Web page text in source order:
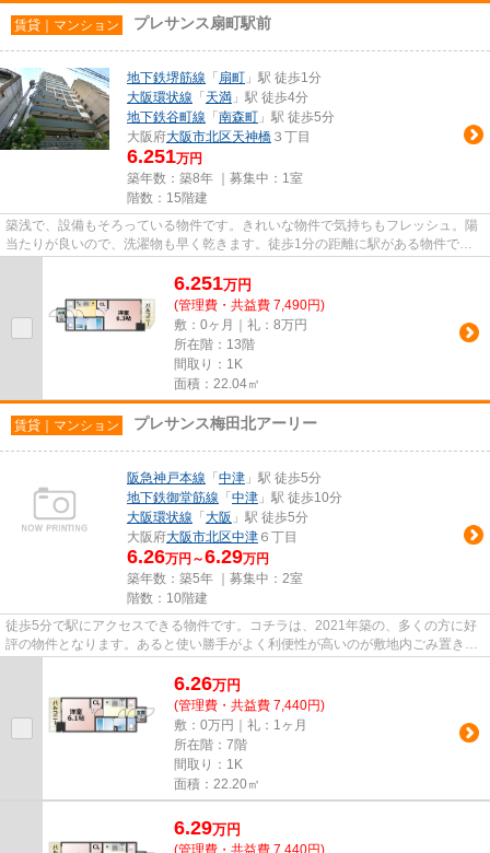
賃貸｜マンション プレサンス扇町駅前
地下鉄堺筋線 「 扇町 」駅 徒歩1分
大阪環状線 「 天満 」駅 徒歩4分
地下鉄谷町線 「 南森町 」駅 徒歩5分
大阪府大阪市北区天神橋 ３丁目
6.251万円
築年数：築8年 ｜募集中： 1室
階数：15階建
築浅で、設備もそろっている物件です。きれいな物件で気持ちもフレッシュ。陽
当たりが良いので、洗濯物も早く乾きます。徒歩1分の距離に駅がある物件で、
6.251万円
(管理費・共益費 7,490円)
敷：0ヶ月｜礼：8万円
所在階：13階
間取り：1K
面積：22.04㎡
賃貸｜マンション プレサンス梅田北アーリー
阪急神戸本線 「 中津 」駅 徒歩5分
地下鉄御堂筋線 「 中津 」駅 徒歩10分
大阪環状線 「 大阪 」駅 徒歩5分
大阪府大阪市北区中津 ６丁目
6.26万円～6.29万円
築年数：築5年 ｜募集中： 2室
階数：10階建
徒歩5分で駅にアクセスできる物件です。コチラは、2021年築の、多くの方に好
評の物件となります。あると使い勝手がよく利便性が高いのが敷地内ごみ置き場
6.26万円
(管理費・共益費 7,440円)
敷：0万円｜礼：1ヶ月
所在階：7階
間取り：1K
面積：22.20㎡
6.29万円
(管理費・共益費 7,440円)